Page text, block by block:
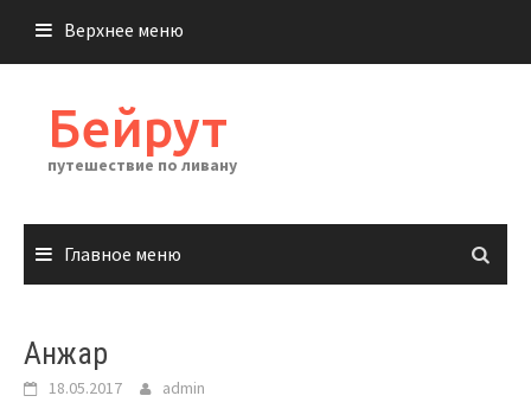
содержимому
Верхнее меню
Бейрут
путешествие по ливану
Главное меню
Анжар
18.05.2017 admin